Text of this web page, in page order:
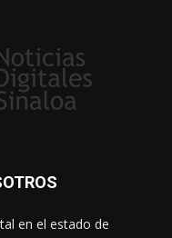
en el estado de